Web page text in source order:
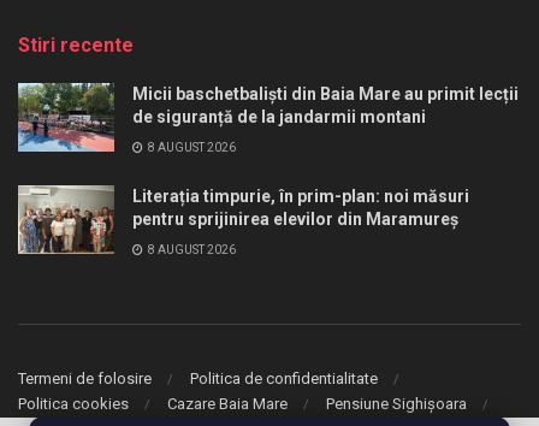
Stiri recente
Micii baschetbaliști din Baia Mare au primit lecții
de siguranță de la jandarmii montani
8 AUGUST 2026
Literația timpurie, în prim-plan: noi măsuri
pentru sprijinirea elevilor din Maramureș
8 AUGUST 2026
Termeni de folosire
Politica de confidentialitate
Politica cookies
Cazare Baia Mare Pensiune Sighișoara